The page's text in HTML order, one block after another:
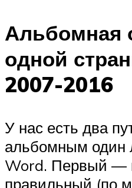
Альбомная
одной
2007-2016
У нас есть два
альбомным один
Word. Первый —
правильный (по